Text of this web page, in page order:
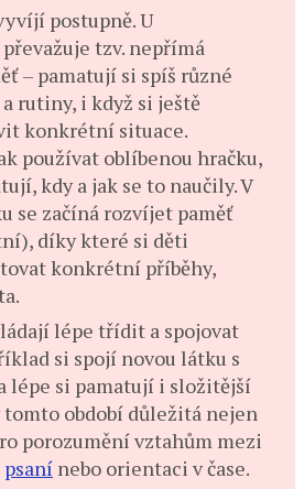
postupně. U
tzv. nepřímá
– pamatují si spíš různé
rutiny, i když si ještě
konkrétní situace.
používat oblíbenou hračku,
kdy a jak se to naučily. V
se začíná rozvíjet paměť
díky které si děti
konkrétní příběhy,
lépe třídit a spojovat
si spojí novou látku s
lépe si pamatují i složitější
tomto období důležitá nejen
porozumění vztahům mezi
psaní nebo orientaci v čase.